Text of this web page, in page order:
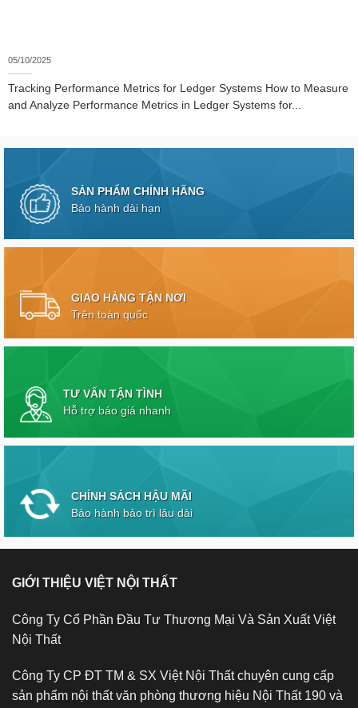
05/10/2025
Tracking Performance Metrics for Ledger Systems How to Measure
and Analyze Performance Metrics in Ledger Systems for...
SẢN PHẨM CHÍNH HÃNG
Bảo hành dài hạn
GIAO HÀNG TẬN NƠI
Trên toàn quốc
TƯ VẤN TẬN TÌNH
Hỗ trợ báo giá nhanh
CHÍNH SÁCH HẬU MÃI
Bảo hành bảo trì lâu dài
GIỚI THIỆU VIỆT NỘI THẤT
Công Ty Cổ Phần Đầu Tư Thương Mại Và Sản Xuất Việt
Nội Thất
Công Ty CP ĐT TM & SX Việt Nội Thất chuyên cung cấp
sản phẩm nội thất văn phòng thương hiệu Nội Thất 190 và